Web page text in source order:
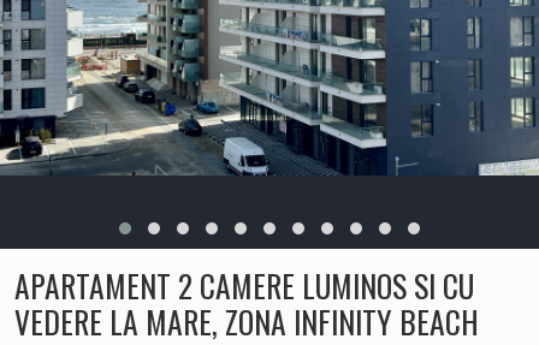
APARTAMENT 2 CAMERE LUMINOS SI CU
VEDERE LA MARE, ZONA INFINITY BEACH